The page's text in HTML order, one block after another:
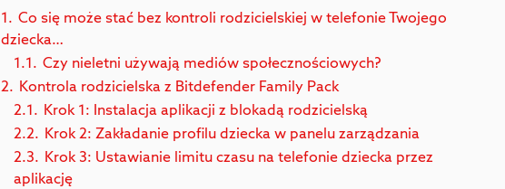
1. Co się może stać bez kontroli rodzicielskiej w telefonie Twojego
dziecka…
1.1. Czy nieletni używają mediów społecznościowych?
2. Kontrola rodzicielska z Bitdefender Family Pack
2.1. Krok 1: Instalacja aplikacji z blokadą rodzicielską
2.2. Krok 2: Zakładanie profilu dziecka w panelu zarządzania
2.3. Krok 3: Ustawianie limitu czasu na telefonie dziecka przez
aplikację